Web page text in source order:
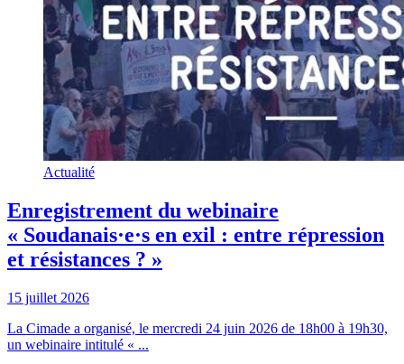
Actualité
Enregistrement du webinaire
« Soudanais·e·s en exil : entre répression
et résistances ? »
15 juillet 2026
La Cimade a organisé, le mercredi 24 juin 2026 de 18h00 à 19h30,
un webinaire intitulé « ...